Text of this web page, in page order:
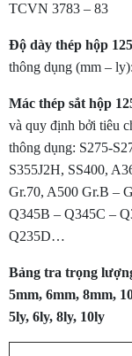
TCVN 3783 – 83
Độ dày thép hộp
thông dụng (mm –
Mác thép sắt hộp
và quy định bởi tiêu
thông dụng: S275-
S355J2H, SS400,
Gr.70, A500 Gr.B –
Q345B – Q345C –
Q235D…
Bảng tra trọng
5mm, 6mm, 8mm,
5ly, 6ly, 8ly, 10ly